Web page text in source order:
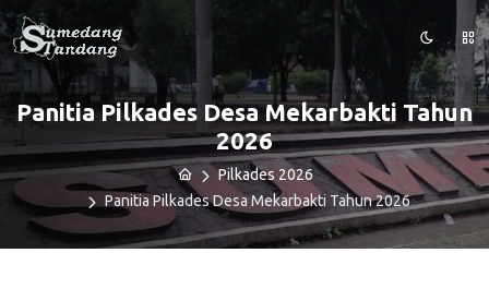
Panitia Pilkades Desa Mekarbakti Tahun
2026
Pilkades 2026
Panitia Pilkades Desa Mekarbakti Tahun 2026